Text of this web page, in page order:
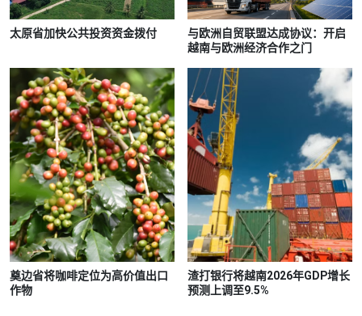
太原省加快公共投资资金拨付
与欧洲自贸联盟达成协议：开启
越南与欧洲经济合作之门
奠边省将咖啡定位为高价值出口
作物
渣打银行将越南2026年GDP增长
预测上调至9.5%